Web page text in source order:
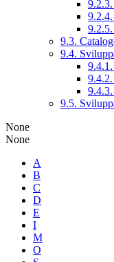
9.3.
9.4.
9.5.
None
None
A
B
C
D
E
I
M
O